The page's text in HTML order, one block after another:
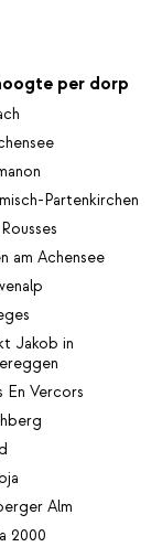
per dorp
Partenkirchen
am Achensee
Jakob in
En Vercors
Alm
2000